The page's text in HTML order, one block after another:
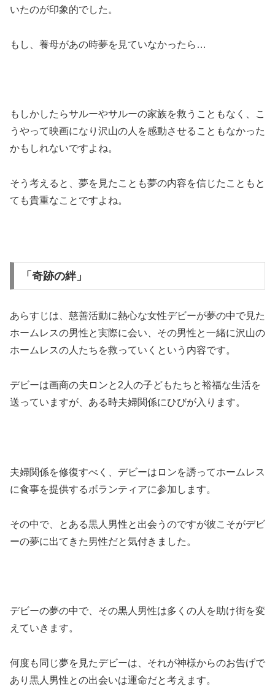
いたのが印象的でした。
もし、養母があの時夢を見ていなかったら…
もしかしたらサルーやサルーの家族を救うこともなく、こ
うやって映画になり沢山の人を感動させることもなかった
かもしれないですよね。
そう考えると、夢を見たことも夢の内容を信じたこともと
ても貴重なことですよね。
「奇跡の絆」
あらすじは、慈善活動に熱心な女性デビーが夢の中で見た
ホームレスの男性と実際に会い、その男性と一緒に沢山の
ホームレスの人たちを救っていくという内容です。
デビーは画商の夫ロンと2人の子どもたちと裕福な生活を
送っていますが、ある時夫婦関係にひびが入ります。
夫婦関係を修復すべく、デビーはロンを誘ってホームレス
に食事を提供するボランティアに参加します。
その中で、とある黒人男性と出会うのですが彼こそがデビ
ーの夢に出てきた男性だと気付きました。
デビーの夢の中で、その黒人男性は多くの人を助け街を変
えていきます。
何度も同じ夢を見たデビーは、それが神様からのお告げで
あり黒人男性との出会いは運命だと考えます。